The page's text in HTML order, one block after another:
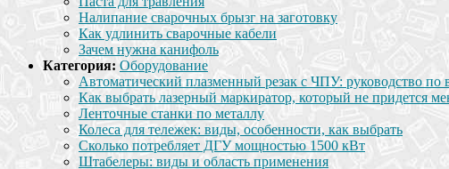
Налипание сварочных брызг на заготовку
Как удлинить сварочные кабели
Зачем нужна канифоль
Категория: Оборудование
Автоматический плазменный резак с ЧПУ: руководство по
Как выбрать лазерный маркиратор, который не придется
Ленточные станки по металлу
Колеса для тележек: виды, особенности, как выбрать
Сколько потребляет ДГУ мощностью 1500 кВт
Штабелеры: виды и область применения